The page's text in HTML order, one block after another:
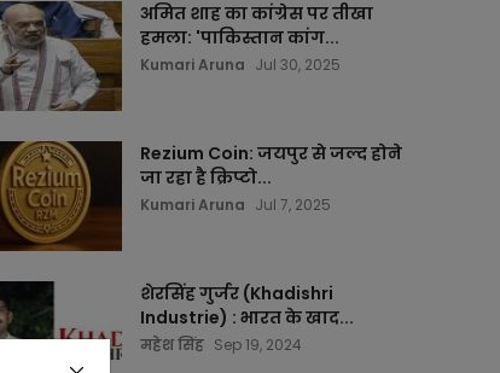
अमित शाह का कांग्रेस पर तीखा
हमला: 'पाकिस्तान कांग...
Kumari Aruna Jul 30, 2025
Rezium Coin: जयपुर से जल्द होने
जा रहा है क्रिप्टो...
Kumari Aruna Jul 7, 2025
शेरसिंह गुर्जर (Khadishri
Industrie) : भारत के खाद...
महेश सिंह Sep 19, 2024